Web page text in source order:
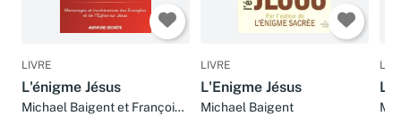
LIVRE
L'énigme Jésus
Michael Baigent et Françoise
LIVRE
L'Enigme Jésus
Michael Baigent